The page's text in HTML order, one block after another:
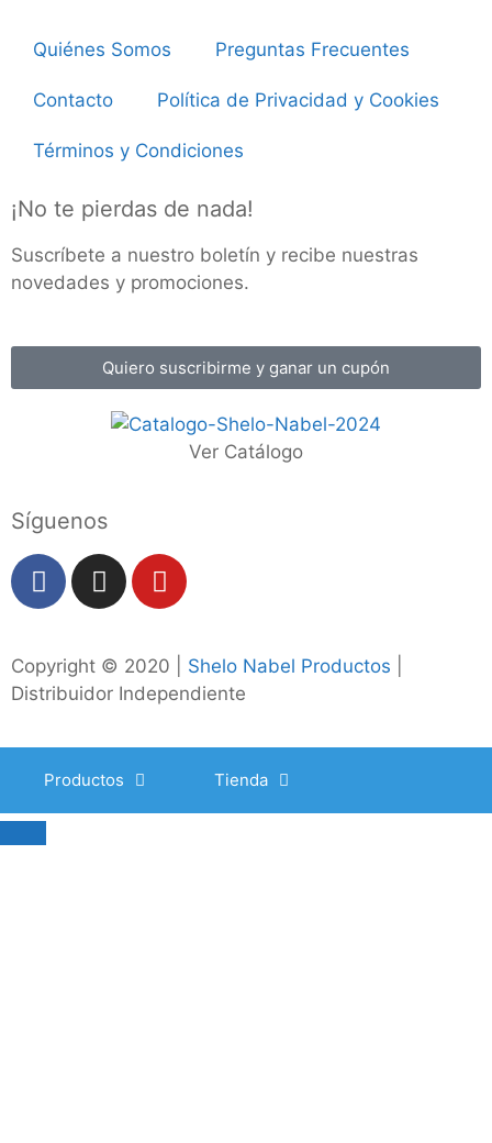
Quiénes Somos Preguntas Frecuentes
Contacto Política de Privacidad y Cookies
Términos y Condiciones
¡No te pierdas de nada!
Suscríbete a nuestro boletín y recibe nuestras
novedades y promociones.
Quiero suscribirme y ganar un cupón
Ver Catálogo
Síguenos
Copyright © 2020 | Shelo Nabel Productos
Distribuidor Independiente
Productos Tienda